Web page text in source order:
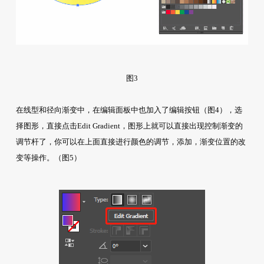
图3
在线型和径向渐变中，在编辑面板中也加入了编辑按钮（图4），选
择图形，直接点击Edit Gradient，图形上就可以直接出现控制渐变的
调节杆了，你可以在上面直接进行颜色的调节，添加，渐变位置的改
变等操作。（图5）